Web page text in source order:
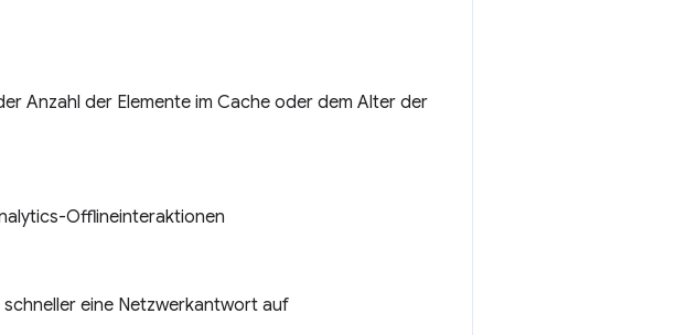
Anzahl der Elemente im Cache oder dem Alter der
Offlineinteraktionen
eine Netzwerkantwort auf